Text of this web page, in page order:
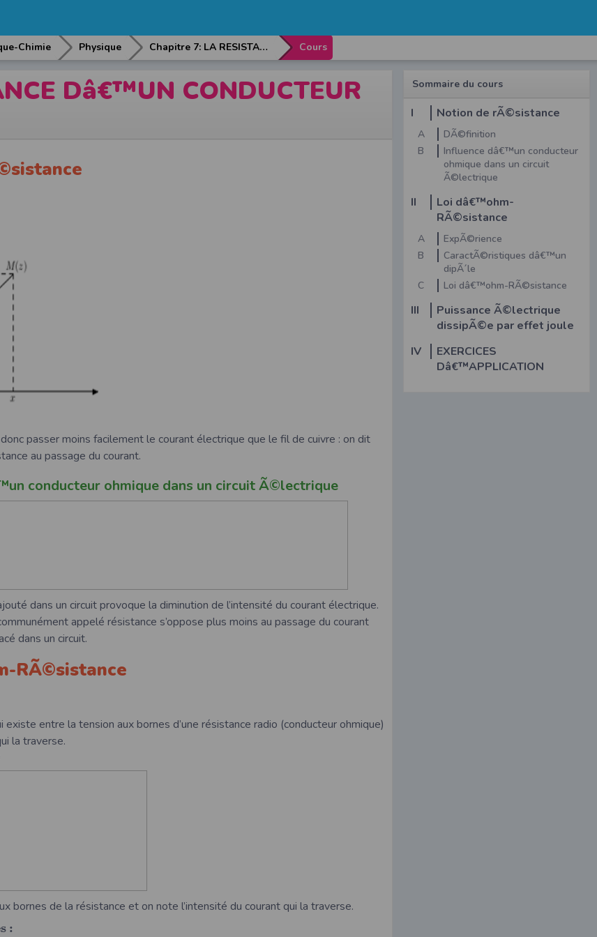
Chimie Physique Chapitre 7: LA RESISTANCE Dâ€™UN CONDUCTEUR OHMIQUE Cours
Dâ€™UN CONDUCTEUR
passer moins facilement le courant électrique que le fil de cuivre : on dit
au passage du courant.
conducteur ohmique dans un circuit Ã©lectrique
dans un circuit provoque la diminution de l’intensité du courant électrique.
appelé résistance s’oppose plus moins au passage du courant
dans un circuit.
RÃ©sistance
entre la tension aux bornes d’une résistance radio (conducteur ohmique)
la traverse.
bornes de la résistance et on note l’intensité du courant qui la traverse.
s :
Sommaire du cours
I Notion de rÃ©sistance
A
DÃ©finition
B
Influence dâ€™un conducteur
ohmique dans un circuit
Ã©lectrique
II
Loi dâ€™ohm-
RÃ©sistance
A
ExpÃ©rience
B
CaractÃ©ristiques dâ€™un
dipÃ´le
C
Loi dâ€™ohm-RÃ©sistance
III
Puissance Ã©lectrique
dissipÃ©e par effet joule
IV
EXERCICES
Dâ€™APPLICATION